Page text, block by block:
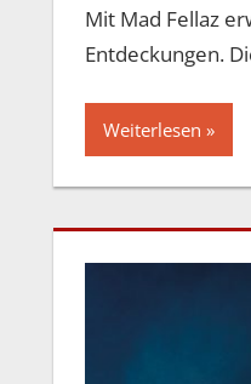
Mit Mad Fellaz
Entdeckungen.
Weiterlesen